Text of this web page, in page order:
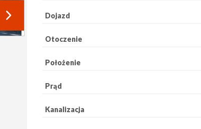
Dojazd
Otoczenie
Położenie
Prąd
Kanalizacja